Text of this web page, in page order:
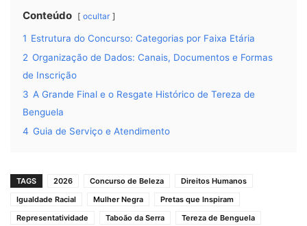
Conteúdo ocultar
1 Estrutura do Concurso: Categorias por Faixa Etária
2 Organização de Dados: Canais, Documentos e Formas
de Inscrição
3 A Grande Final e o Resgate Histórico de Tereza de
Benguela
4 Guia de Serviço e Atendimento
TAGS 2026 Concurso de Beleza
Direitos Humanos
Igualdade Racial
Mulher Negra
Pretas que Inspiram
Representatividade
Taboão da Serra Tereza de Benguela